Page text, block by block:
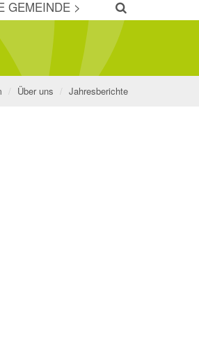
GEMEINDE >
Über uns Jahresberichte